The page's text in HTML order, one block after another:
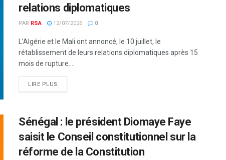
relations diplomatiques
PAR RSA 12/07/2026 0
L’Algérie et le Mali ont annoncé, le 10 juillet, le
rétablissement de leurs relations diplomatiques après 15
mois de rupture....
LIRE PLUS
Sénégal : le président Diomaye Faye
saisit le Conseil constitutionnel sur la
réforme de la Constitution